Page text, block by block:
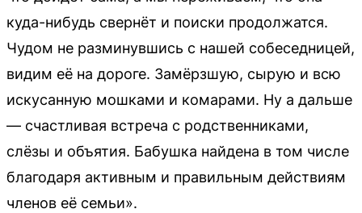
куда-нибудь свернёт и поиски продолжатся.
Чудом не разминувшись с нашей собеседницей,
видим её на дороге. Замёрзшую, сырую и всю
искусанную мошками и комарами. Ну а дальше
— счастливая встреча с родственниками,
слёзы и объятия. Бабушка найдена в том числе
благодаря активным и правильным действиям
членов её семьи».